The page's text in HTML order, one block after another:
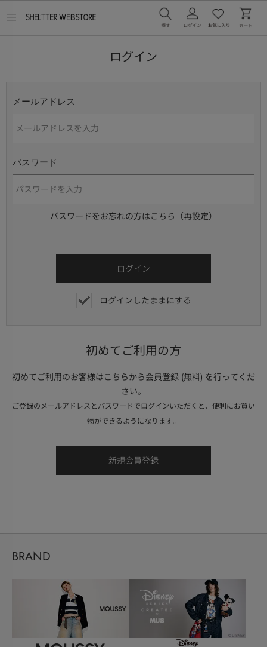
ログイン
メールアドレス
パスワード
パスワードをお忘れの方はこちら（再設定）
ログインしたままにする
初めてご利用の方
初めてご利用のお客様はこちらから会員登録 (無料) を行ってくだ
さい。
ご登録のメールアドレスとパスワードでログインいただくと、便利にお買い
物ができるようになります。
BRAND